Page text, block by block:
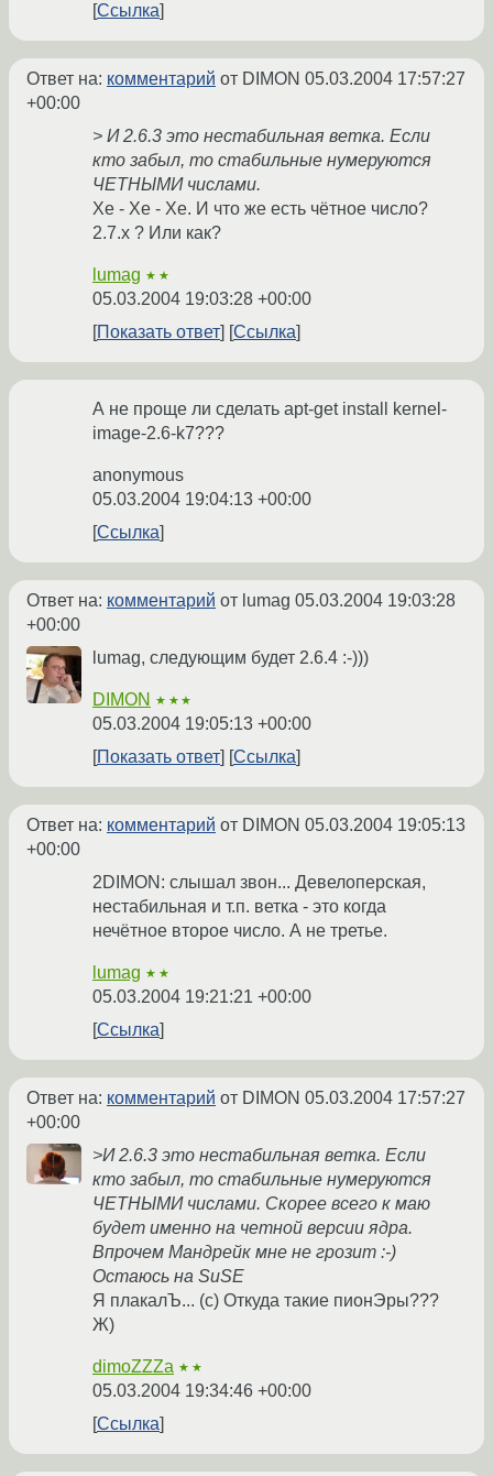
Ссылка
Ответ на: комментарий от DIMON 05.03.2004 17:57:27
+00:00
> И 2.6.3 это нестабильная ветка. Если
кто забыл, то стабильные нумеруются
ЧЕТНЫМИ числами.
Хе - Хе - Хе. И что же есть чётное число?
2.7.x ? Или как?
lumag ★★
05.03.2004 19:03:28 +00:00
Показать ответ
Ссылка
А не проще ли сделать apt-get install kernel-
image-2.6-k7???
anonymous
05.03.2004 19:04:13 +00:00
Ссылка
Ответ на: комментарий от lumag 05.03.2004 19:03:28
+00:00
lumag, следующим будет 2.6.4 :-)))
DIMON ★★★
05.03.2004 19:05:13 +00:00
Показать ответ
Ссылка
Ответ на: комментарий от DIMON 05.03.2004 19:05:13
+00:00
2DIMON: слышал звон... Девелоперская,
нестабильная и т.п. ветка - это когда
нечётное второе число. А не третье.
lumag ★★
05.03.2004 19:21:21 +00:00
Ссылка
Ответ на: комментарий от DIMON 05.03.2004 17:57:27
+00:00
>И 2.6.3 это нестабильная ветка. Если
кто забыл, то стабильные нумеруются
ЧЕТНЫМИ числами. Скорее всего к маю
будет именно на четной версии ядра.
Впрочем Мандрейк мне не грозит :-)
Остаюсь на SuSE
Я плакалЪ... (с) Откуда такие пионЭры???
Ж)
dimoZZZa ★★
05.03.2004 19:34:46 +00:00
Ссылка